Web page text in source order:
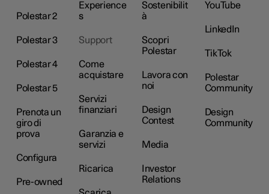
Polestar 2
Polestar 3
Polestar 4
Polestar 5
Prenota un
giro di
prova
Configura
Pre-owned
Experience
s
Support
Come
acquistare
Servizi
finanziari
Garanzia e
servizi
Ricarica
Sostenibilit
à
Scopri
Polestar
Lavora con
noi
Design
Contest
Media
Investor
Relations
YouTube
LinkedIn
TikTok
Polestar
Community
Design
Community